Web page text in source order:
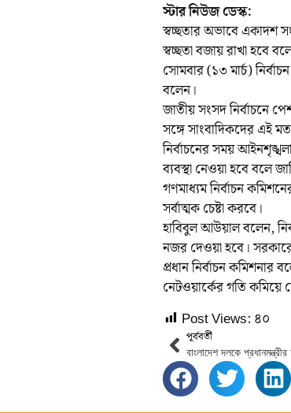
স্টার নিউজ ডেস্ক:
স্বচ্ছতার অভাবে একাদশ
স্বচ্ছতা বজায় রাখা হবে
সোমবার (১৩ মার্চ)
বলেন।
জাতীয় সংসদ নির্বাচনে
সঙ্গে সাংবাদিকদের এই
নির্বাচনের সময়
ব্যবস্থা নেওয়া হবে বলে
গণমাধ্যম নির্বাচন
সর্বাত্মক চেষ্টা করবে।
হাবিবুল আউয়াল বলেন,
নজর দেওয়া হবে।
প্রধান নির্বাচন কমিশনার
নেটওয়ার্কের গতি কমিয়ে
Post Views: ৪০
পূর্ববর্তী
বাংলাদেশ দলকে প্রধানমন্ত্রীর